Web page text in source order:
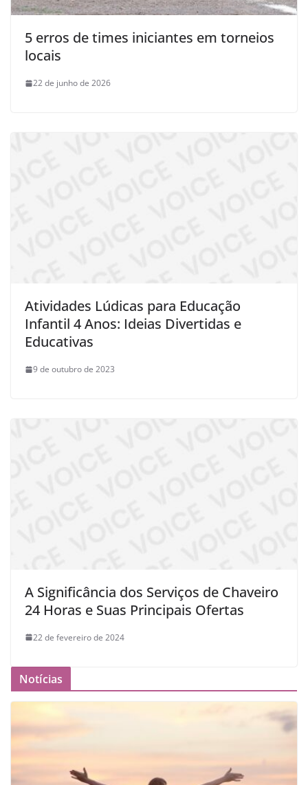
5 erros de times iniciantes em torneios
locais
22 de junho de 2026
Atividades Lúdicas para Educação
Infantil 4 Anos: Ideias Divertidas e
Educativas
9 de outubro de 2023
A Significância dos Serviços de Chaveiro
24 Horas e Suas Principais Ofertas
22 de fevereiro de 2024
Notícias